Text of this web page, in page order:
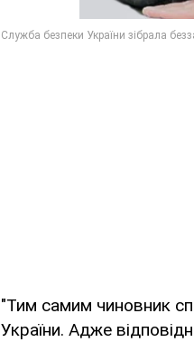
"Тим самим чиновник
України. Адже